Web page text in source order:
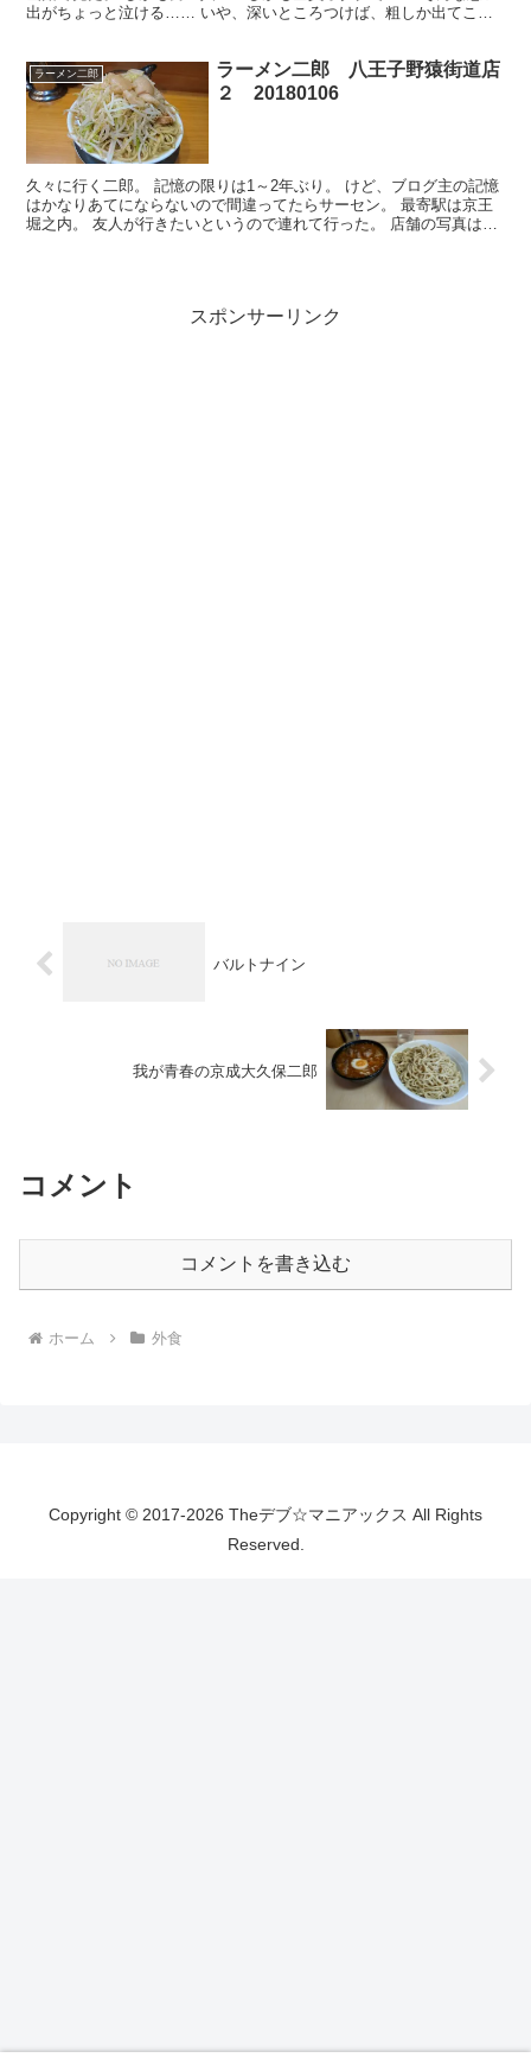
出がちょっと泣ける…… いや、深いところつけば、粗しか出てこな
ラーメン二郎
ラーメン二郎 八王子野猿街道店
２ 20180106
久々に行く二郎。 記憶の限りは1～2年ぶり。 けど、ブログ主の記憶
はかなりあてにならないので間違ってたらサーセン。 最寄駅は京王
堀之内。 友人が行きたいというので連れて行った。 店舗の写真は撮
スポンサーリンク
バルトナイン
我が青春の京成大久保二郎
コメント
コメントを書き込む
ホーム 外食
Copyright © 2017-2026 Theデブ☆マニアックス All Rights
Reserved.